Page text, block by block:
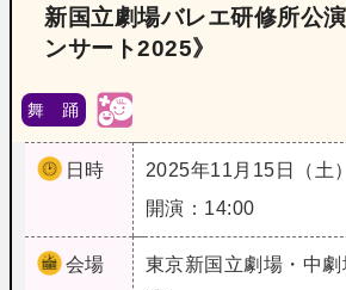
新国立劇場バレエ研修所公
ンサート2025》
舞 踊
日時
2025年11月15日（土）
開演：14:00
会場 東京新国立劇場・中劇